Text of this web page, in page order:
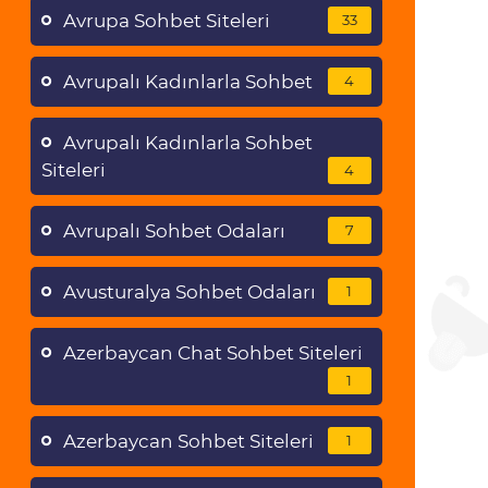
Avrupa Sohbet Siteleri 33
Avrupalı Kadınlarla Sohbet 4
Avrupalı Kadınlarla Sohbet
Siteleri
4
Avrupalı Sohbet Odaları 7
Avusturalya Sohbet Odaları 1
Azerbaycan Chat Sohbet Siteleri
1
Azerbaycan Sohbet Siteleri 1